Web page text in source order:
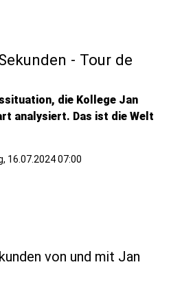
- Tour de
die Kollege Jan
analysiert. Das ist die Welt
16.07.2024 07:00
von und mit Jan